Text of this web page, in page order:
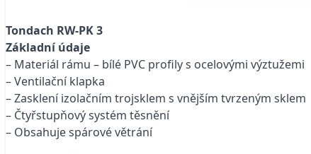
Tondach RW-PK 3
Základní údaje
– Materiál rámu – bílé PVC profily s ocelovými výztužemi
– Ventilační klapka
– Zasklení izolačním trojsklem s vnějším tvrzeným sklem
– Čtyřstupňový systém těsnění
– Obsahuje spárové větrání